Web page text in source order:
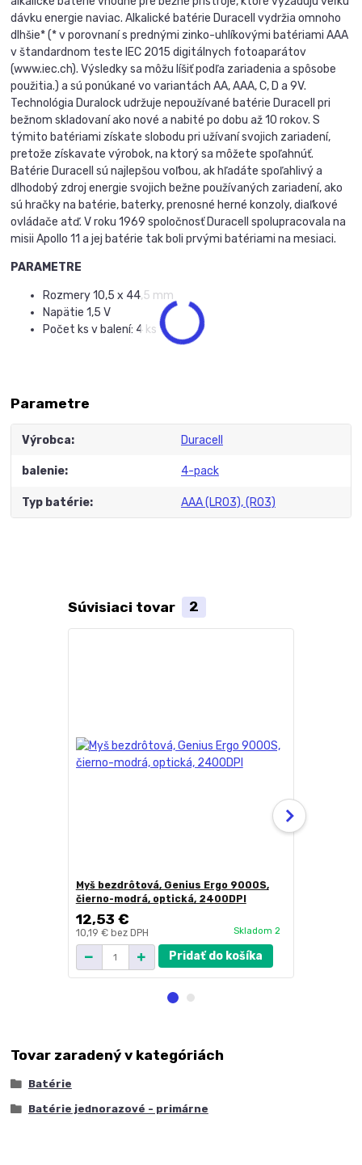
dávku energie naviac. Alkalické batérie Duracell vydržia omnoho
dlhšie* (* v porovnaní s prednými zinko-uhlíkovými batériami AAA
v štandardnom teste IEC 2015 digitálnych fotoaparátov
(www.iec.ch). Výsledky sa môžu líšiť podľa zariadenia a spôsobe
použitia.) a sú ponúkané vo variantách AA, AAA, C, D a 9V.
Technológia Duralock udržuje nepoužívané batérie Duracell pri
bežnom skladovaní ako nové a nabité po dobu až 10 rokov. S
týmito batériami získate slobodu pri užívaní svojich zariadení,
pretože získavate výrobok, na ktorý sa môžete spoľahnúť.
Batérie Duracell sú najlepšou voľbou, ak hľadáte spoľahlivý a
dlhodobý zdroj energie svojich bežne používaných zariadení, ako
sú hračky na batérie, baterky, prenosné herné konzoly, diaľkové
ovládače atď. V roku 1969 spoločnosť Duracell spolupracovala na
misii Apollo 11 a jej batérie tak boli prvými batériami na mesiaci.
PARAMETRE
Rozmery 10,5 x 44,5 mm
Napätie 1,5 V
Počet ks v balení: 4 ks
Parametre
Výrobca Duracell
balenie 4-pack
Typ batérie AAA (LR03), (R03)
Súvisiaci tovar 2
Myš bezdrôtová, Genius Ergo 9000S,
čierno-modrá, optická, 2400DPI
12,53 €
10,19 € bez DPH Skladom 2
Pridať do košíka
Tovar zaradený v kategóriách
Batérie
Batérie jednorazové - primárne